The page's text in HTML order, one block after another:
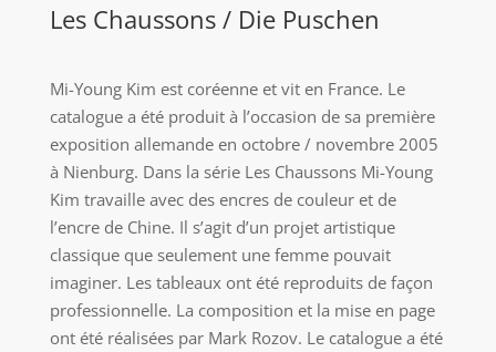
Les Chaussons / Die Puschen
Mi-Young Kim est coréenne et vit en France. Le
catalogue a été produit à l’occasion de sa première
exposition allemande en octobre / novembre 2005
à Nienburg. Dans la série Les Chaussons Mi-Young
Kim travaille avec des encres de couleur et de
l’encre de Chine. Il s’agit d’un projet artistique
classique que seulement une femme pouvait
imaginer. Les tableaux ont été reproduits de façon
professionnelle. La composition et la mise en page
ont été réalisées par Mark Rozov. Le catalogue a été